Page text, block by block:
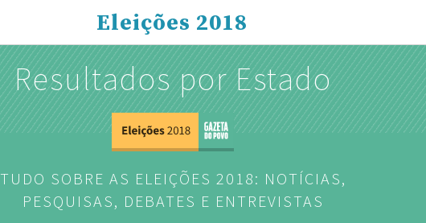
Eleições 2018
Resultados por Estado
TUDO SOBRE AS ELEIÇÕES 2018: NOTÍCIAS,
PESQUISAS, DEBATES E ENTREVISTAS